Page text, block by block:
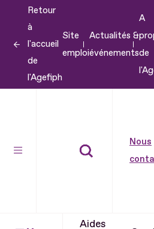
contenu
Retour
à
l'accueil
de
l'Agefiph
Site
emploi
Actualités &
événements
A
de
Nous
Aides